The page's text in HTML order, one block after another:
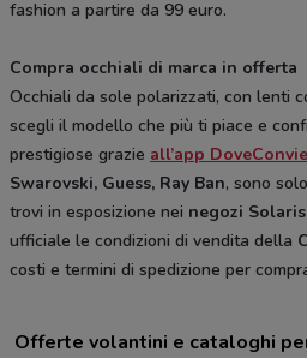
fashion a partire da 99 euro.
Compra occhiali di marca in offerta
Occhiali da sole polarizzati, con lenti
scegli il modello che più ti piace e
prestigiose grazie all’app
Swarovski, Guess, Ray Ban, sono
trovi in esposizione nei negozi
ufficiale le condizioni di vendita della
costi e termini di spedizione per
Offerte volantini e cataloghi